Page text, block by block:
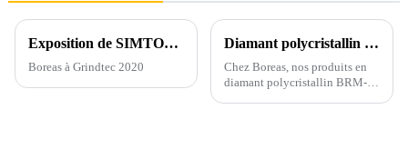
Exposition de SIMTOS 2024 en Corée
Boreas à Grindtec 2020
Diamant polycristallin Boreas BRM-DK : leader du secteur en termes de précision et de performance
Chez Boreas, nos produits en
diamant polycristallin BRM-